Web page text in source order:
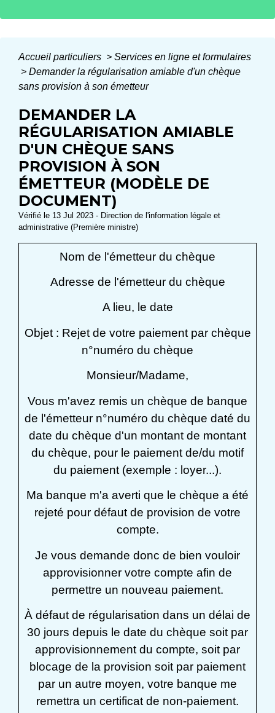
Accueil particuliers > Services en ligne et formulaires
> Demander la régularisation amiable d'un chèque
sans provision à son émetteur
DEMANDER LA
RÉGULARISATION AMIABLE
D'UN CHÈQUE SANS
PROVISION À SON
ÉMETTEUR (MODÈLE DE
DOCUMENT)
Vérifié le 13 Jul 2023 - Direction de l'information légale et
administrative (Première ministre)
Nom de l'émetteur du chèque
Adresse de l'émetteur du chèque
A lieu, le date
Objet : Rejet de votre paiement par chèque
n°numéro du chèque
Monsieur/Madame,
Vous m'avez remis un chèque de banque
de l'émetteur n°numéro du chèque daté du
date du chèque d'un montant de montant
du chèque, pour le paiement de/du motif
du paiement (exemple : loyer...).
Ma banque m'a averti que le chèque a été
rejeté pour défaut de provision de votre
compte.
Je vous demande donc de bien vouloir
approvisionner votre compte afin de
permettre un nouveau paiement.
À défaut de régularisation dans un délai de
30 jours depuis le date du chèque soit par
approvisionnement du compte, soit par
blocage de la provision soit par paiement
par un autre moyen, votre banque me
remettra un certificat de non-paiement.